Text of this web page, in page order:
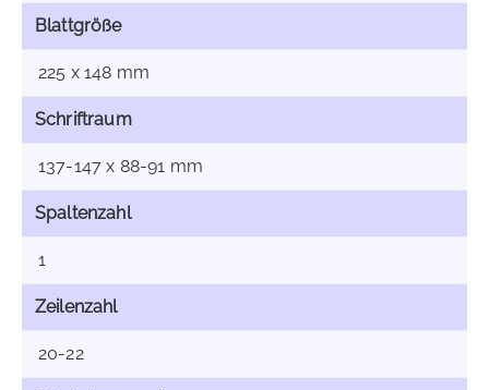
Blattgröße
225 x 148 mm
Schriftraum
137-147 x 88-91 mm
Spaltenzahl
1
Zeilenzahl
20-22